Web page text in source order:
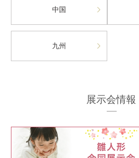
中国
九州
展示会情報